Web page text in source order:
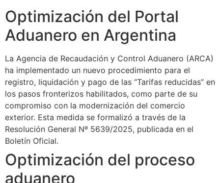
Optimización del Portal
Aduanero en Argentina
La Agencia de Recaudación y Control Aduanero (ARCA)
ha implementado un nuevo procedimiento para el
registro, liquidación y pago de las “Tarifas reducidas” en
los pasos fronterizos habilitados, como parte de su
compromiso con la modernización del comercio
exterior. Esta medida se formalizó a través de la
Resolución General Nº 5639/2025, publicada en el
Boletín Oficial.
Optimización del proceso
aduanero